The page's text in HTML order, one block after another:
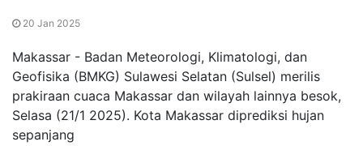
20 Jan 2025
Makassar - Badan Meteorologi, Klimatologi, dan
Geofisika (BMKG) Sulawesi Selatan (Sulsel) merilis
prakiraan cuaca Makassar dan wilayah lainnya besok,
Selasa (21/1 2025). Kota Makassar diprediksi hujan
sepanjang